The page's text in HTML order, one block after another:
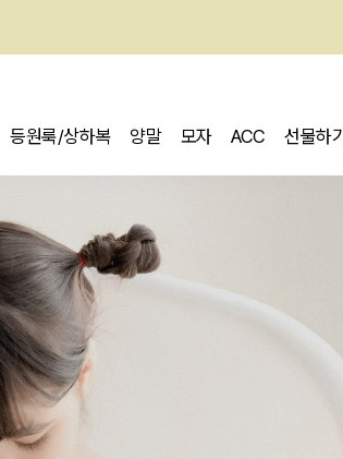
등원룩/상하복 양말 모자 ACC 선물하기